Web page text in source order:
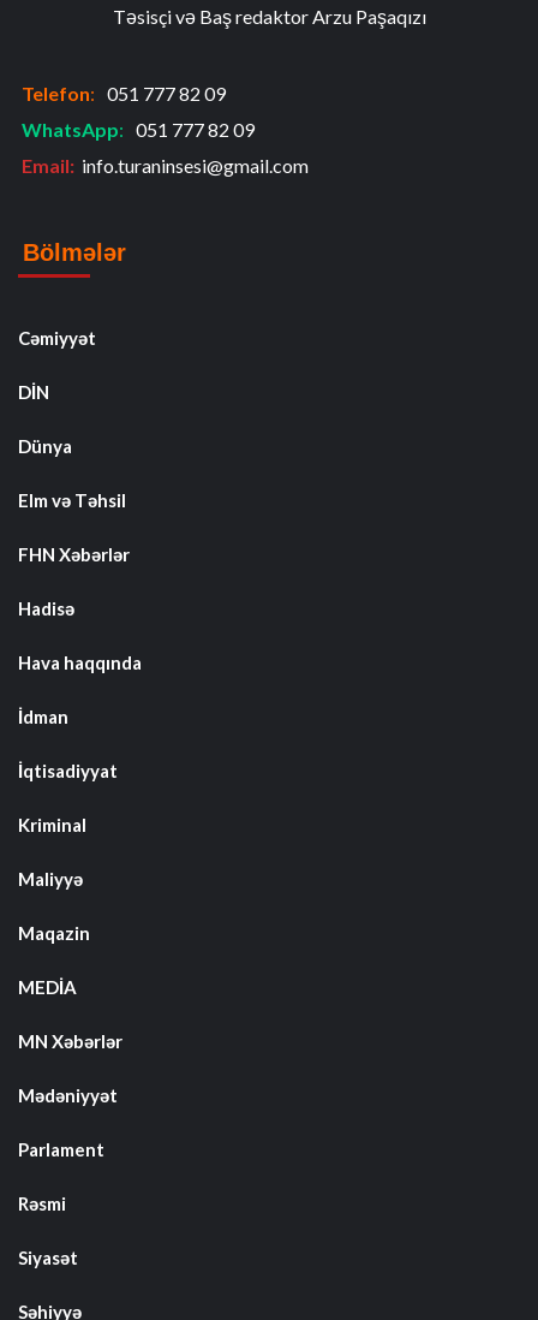
Təsisçi və Baş redaktor Arzu Paşaqızı
Telefon: 051 777 82 09
WhatsApp: 051 777 82 09
Email: info.turaninsesi@gmail.com
Bölmələr
Cəmiyyət
DİN
Dünya
Elm və Təhsil
FHN Xəbərlər
Hadisə
Hava haqqında
İdman
İqtisadiyyat
Kriminal
Maliyyə
Maqazin
MEDİA
MN Xəbərlər
Mədəniyyət
Parlament
Rəsmi
Siyasət
Səhiyyə